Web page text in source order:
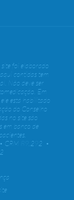
site foi elaborado
contidas tem
Não deve ser
Em
está habilitado
do Conselho
no site são
em banco de
CRM 89.292 •